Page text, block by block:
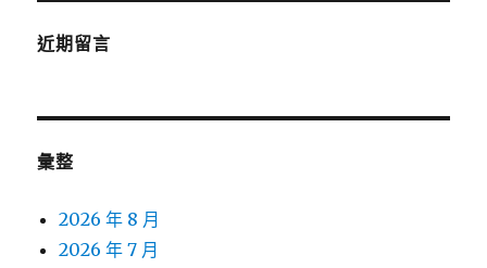
近期留言
彙整
2026 年 8 月
2026 年 7 月